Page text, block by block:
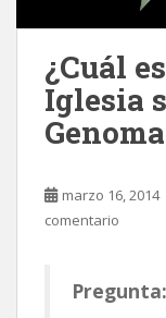
¿Cuál
Iglesia
marzo 16, 2014
comentario
Pregunta: